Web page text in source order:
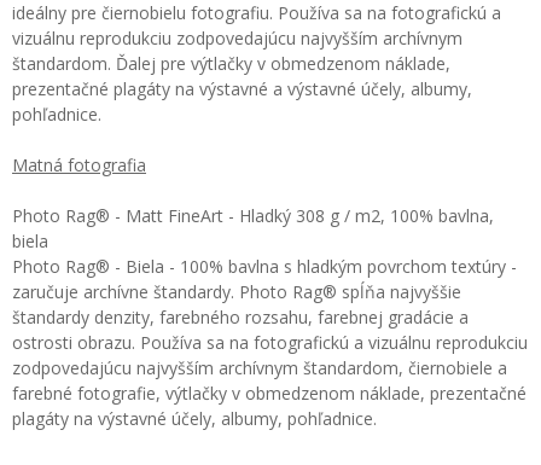
ideálny pre čiernobielu fotografiu. Používa sa na fotografickú a
vizuálnu reprodukciu zodpovedajúcu najvyšším archívnym
štandardom. Ďalej pre výtlačky v obmedzenom náklade,
prezentačné plagáty na výstavné a výstavné účely, albumy,
pohľadnice.
Matná fotografia
Photo Rag® - Matt FineArt - Hladký 308 g / m2, 100% bavlna,
biela
Photo Rag® - Biela - 100% bavlna s hladkým povrchom textúry -
zaručuje archívne štandardy. Photo Rag® spĺňa najvyššie
štandardy denzity, farebného rozsahu, farebnej gradácie a
ostrosti obrazu. Používa sa na fotografickú a vizuálnu reprodukciu
zodpovedajúcu najvyšším archívnym štandardom, čiernobiele a
farebné fotografie, výtlačky v obmedzenom náklade, prezentačné
plagáty na výstavné účely, albumy, pohľadnice.